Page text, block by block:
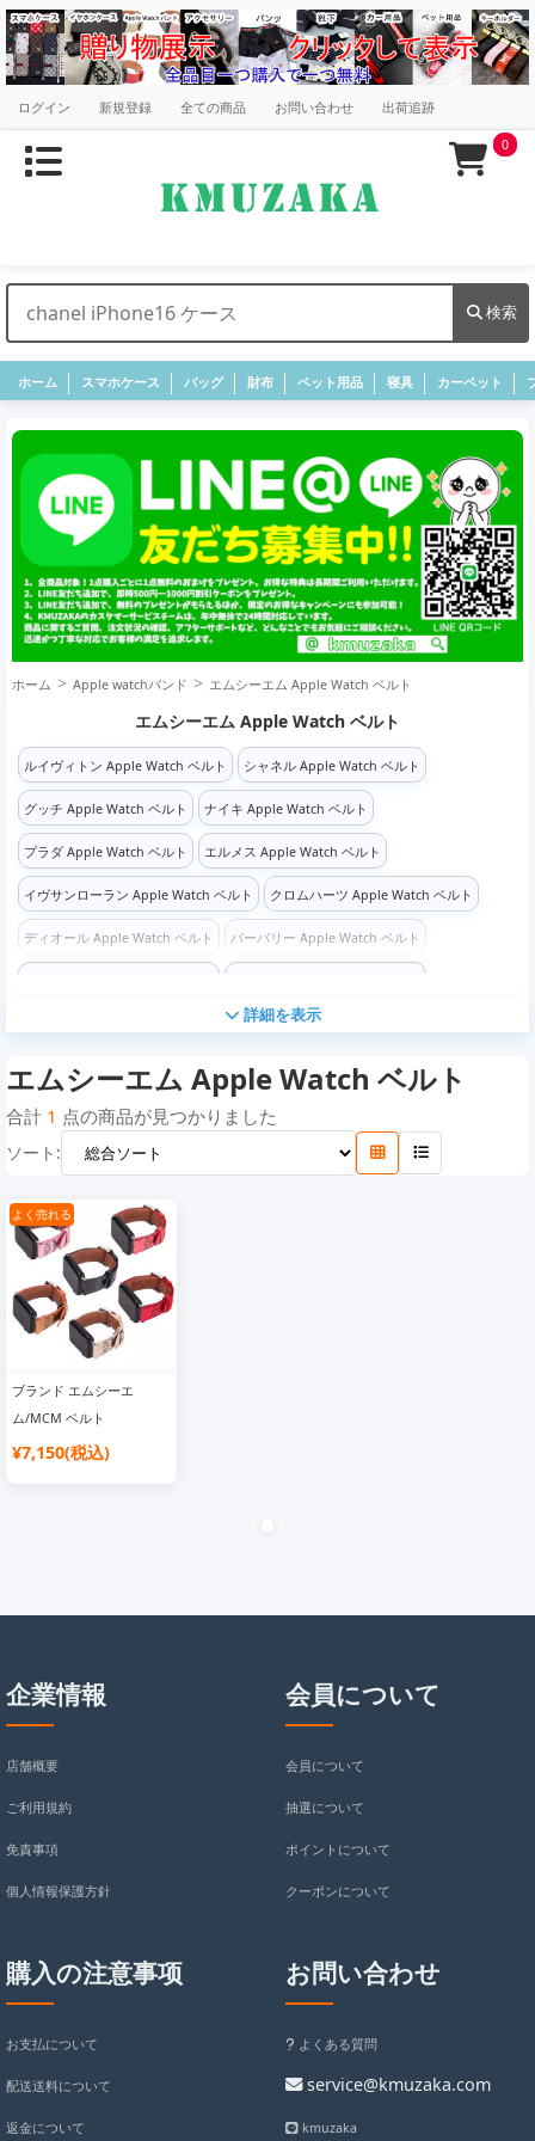
ログイン 新規登録 全ての商品 お問い合わせ 出荷追跡
0
検索
ホーム スマホケース バッグ 財布 ペット用品 寝具 カーペット
ホーム Apple watchバンド エムシーエム Apple Watch ベルト
エムシーエム Apple Watch ベルト
ルイヴィトン Apple Watch ベルト シャネル Apple Watch ベルト
グッチ Apple Watch ベルト ナイキ Apple Watch ベルト
プラダ Apple Watch ベルト エルメス Apple Watch ベルト
イヴサンローラン Apple Watch ベルト クロムハーツ Apple Watch ベルト
ディオール Apple Watch ベルト バーバリー Apple Watch ベルト
シュプリーム Apple Watch ベルト
コーチ Apple Watch ベルト ゴヤール Apple Watch ベルト
フェンディApple Watch ベルト エムシーエム Apple Watch ベルト
詳細を表示
エムシーエム Apple Watch ベルト
合計 1 点の商品が見つかりました
ソート:
よく売れる
ブランド エムシーエ
ム/MCM ベルト
¥7,150(税込)
企業情報
店舗概要
ご利用規約
免責事項
個人情報保護方針
会員について
会員について
抽選について
ポイントについて
クーポンについて
購入の注意事项
お支払について
配送送料について
返金について
お問い合わせ
よくある質問
service@kmuzaka.com
kmuzaka